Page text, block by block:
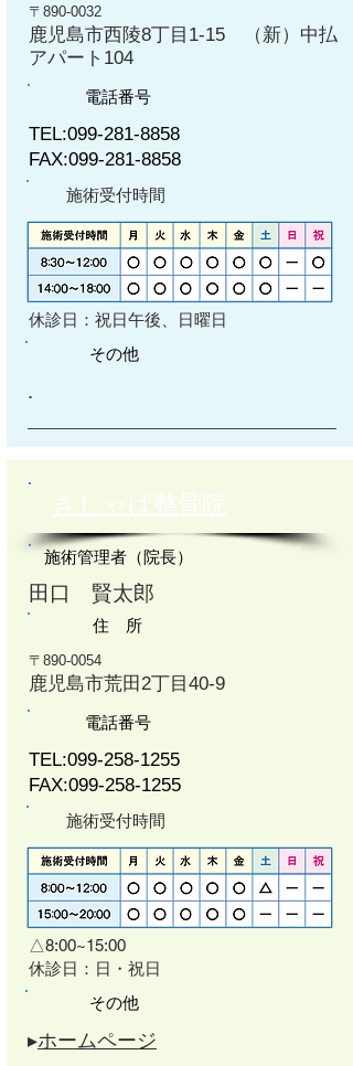
〒890-0032
鹿児島市西陵8丁目1-15 （新）中払
アパート104
電話番号
TEL:099-281-8858
FAX:099-281-8858
施術受付時間
休診日：祝日午後、日曜日
その他
​.
きしゃば整骨院
施術管理者（院長）
田口 賢太郎
住 所
〒890-0054
鹿児島市荒田2丁目40-9
電話番号
TEL:099-258-1255
FAX:099-258-1255
施術受付時間
△8:00~15:00
​休診日：日・祝日
その他
▸ホームページ